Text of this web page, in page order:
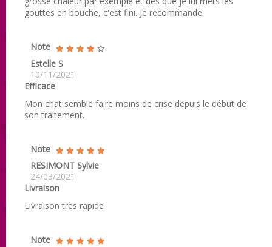
gouttes en bouche, c'est fini. Je recommande.
Note
Estelle S
10/11/2021
Efficace
Mon chat semble faire moins de crise depuis le début de
son traitement.
Note
RESIMONT Sylvie
24/03/2021
Livraison
Livraison très rapide
Note